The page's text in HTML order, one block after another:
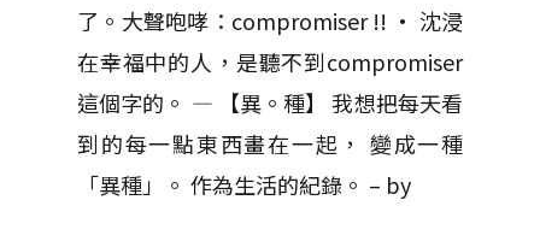
了。大聲咆哮：compromiser !! • 沈浸
在幸福中的人，是聽不到compromiser
這個字的。 — 【異。種】 我想把每天看
到的每一點東西畫在一起， 變成一種
「異種」。 作為生活的紀錄。 – by